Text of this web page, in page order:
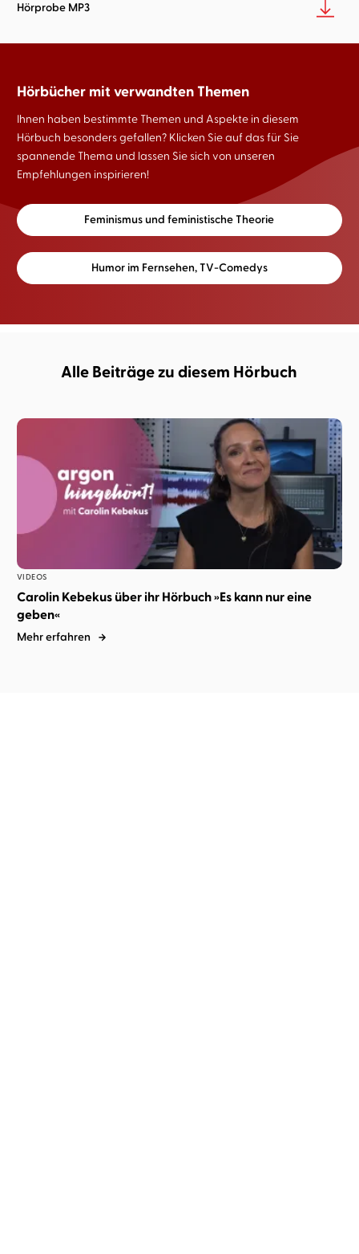
Hörprobe MP3
Hörbücher mit verwandten Themen
Ihnen haben bestimmte Themen und Aspekte in diesem
Hörbuch besonders gefallen? Klicken Sie auf das für Sie
spannende Thema und lassen Sie sich von unseren
Empfehlungen inspirieren!
Feminismus und feministische Theorie
Humor im Fernsehen, TV-Comedys
Alle Beiträge zu diesem Hörbuch
VIDEOS
Carolin Kebekus über ihr Hörbuch »Es kann nur eine
geben«
Mehr erfahren